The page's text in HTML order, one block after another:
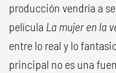
producción vendría a
película La mujer en la
entre lo real y lo
principal no es una